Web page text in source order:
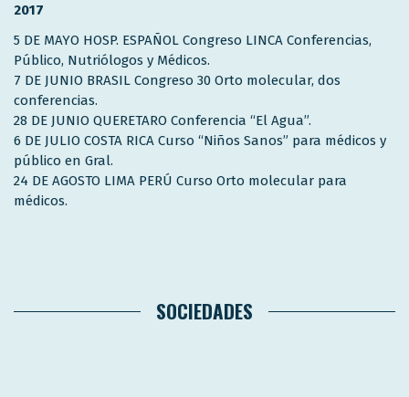
2017
5 DE MAYO HOSP. ESPAÑOL Congreso LINCA Conferencias,
Público, Nutriólogos y Médicos.
7 DE JUNIO BRASIL Congreso 30 Orto molecular, dos
conferencias.
28 DE JUNIO QUERETARO Conferencia “El Agua”.
6 DE JULIO COSTA RICA Curso “Niños Sanos” para médicos y
público en Gral.
24 DE AGOSTO LIMA PERÚ Curso Orto molecular para
médicos.
SOCIEDADES